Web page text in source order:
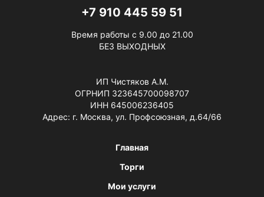
+7 910 445 59 51
Время работы с 9.00 до 21.00
БЕЗ ВЫХОДНЫХ
ИП Чистяков А.М.
ОГРНИП 323645700098707
ИНН 645006236405
Адрес: г. Москва, ул. Профсоюзная, д.64/66
Главная
Торги
Мои услуги